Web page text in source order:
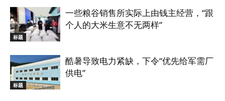
标题
一些粮谷销售所实际上由钱主经营，“跟
个人的大米生意不无两样”
标题
酷暑导致电力紧缺，下令“优先给军需厂
供电”